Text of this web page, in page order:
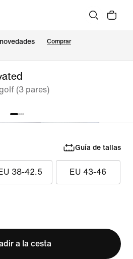
Comprar
(3 pares)
Guía de tallas
38-42.5 EU 43-46
a la cesta